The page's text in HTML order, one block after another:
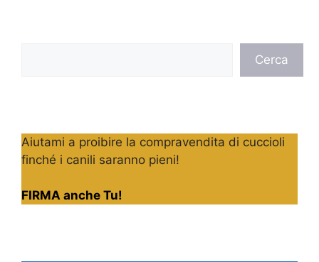
Cerca
Aiutami a proibire la compravendita di cuccioli
finché i canili saranno pieni!
FIRMA anche Tu!